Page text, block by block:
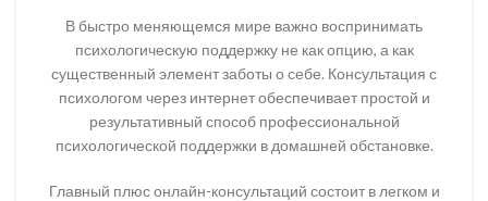
В быстро меняющемся мире важно воспринимать
психологическую поддержку не как опцию, а как
существенный элемент заботы о себе. Консультация с
психологом через интернет обеспечивает простой и
результативный способ профессиональной
психологической поддержки в домашней обстановке.
Главный плюс онлайн-консультаций состоит в легком и